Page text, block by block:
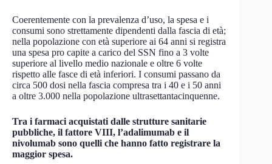
Coerentemente con la prevalenza d’uso, la spesa e i
consumi sono strettamente dipendenti dalla fascia di età;
nella popolazione con età superiore ai 64 anni si registra
una spesa pro capite a carico del SSN fino a 3 volte
superiore al livello medio nazionale e oltre 6 volte
rispetto alle fasce di età inferiori. I consumi passano da
circa 500 dosi nella fascia compresa tra i 40 e i 50 anni
a oltre 3.000 nella popolazione ultrasettantacinquenne.
Tra i farmaci acquistati dalle strutture sanitarie
pubbliche, il fattore VIII, l’adalimumab e il
nivolumab sono quelli che hanno fatto registrare la
maggior spesa.